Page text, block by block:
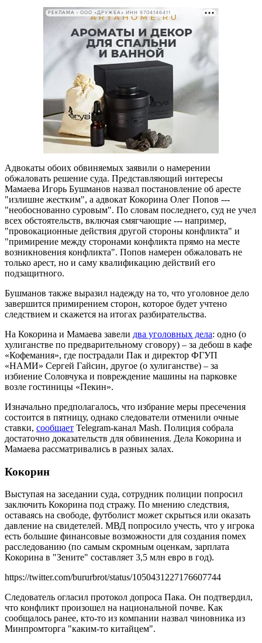
РЕКЛАМА • ООО «ДРУЖБА» ИНН 9704146411
Адвокаты обоих обвиняемых заявили о намерении
обжаловать решение суда. Представляющий интересы
Мамаева Игорь Бушманов назвал постановление об аресте
"излишне жестким", а адвокат Кокорина Олег Попов ---
"необоснованно суровым". По словам последнего, суд не учел
всех обстоятельств, включая смягчающие --- например,
"провокационные действия другой стороны конфликта" и
"примирение между сторонами конфликта прямо на месте
возникновения конфликта". Попов намерен обжаловать не
только арест, но и саму квалификацию действий его
подзащитного.
Бушманов также выразил надежду на то, что уголовное дело
завершится примирением сторон, которое будет учтено
следствием и скажется на итогах разбирательства.
На Кокорина и Мамаева завели два уголовных дела: одно (о
хулиганстве по предварительному сговору) – за дебош в кафе
«Кофемания», где пострадали Пак и директор ФГУП
«НАМИ» Сергей Гайсин, другое (о хулиганстве) – за
избиение Соловчука и повреждение машины на парковке
возле гостиницы «Пекин».
Изначально предполагалось, что избрание меры пресечения
состоится в пятницу, однако следователи отменили очные
ставки, сообщает Telegram-канал Mash. Полиция собрала
достаточно доказательств для обвинения. Дела Кокорина и
Мамаева рассматривались в разных залах.
Кокорин
Выступая на заседании суда, сотрудник полиции попросил
заключить Кокорина под стражу. По мнению следствия,
оставаясь на свободе, футболист может скрыться или оказать
давление на свидетелей. МВД попросило учесть, что у игрока
есть большие финансовые возможности для создания помех
расследованию (по самым скромным оценкам, зарплата
Кокорина в "Зените" составляет 3,5 млн евро в год).
https://twitter.com/bururbrot/status/1050431227176607744
Следователь огласил протокол допроса Пака. Он подтвердил,
что конфликт произошел на национальной почве. Как
сообщалось ранее, кто-то из компании назвал чиновника из
Минпромторга "каким-то китайцем".